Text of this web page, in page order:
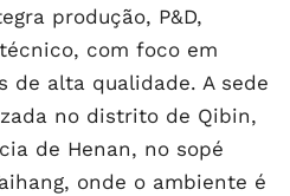
produção, P&D,
com foco em
de alta qualidade. A sede
no distrito de Qibin,
de Henan, no sopé
onde o ambiente é